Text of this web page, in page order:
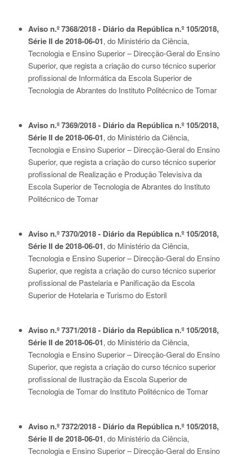
Aviso n.º 7368/2018 - Diário da República n.º 105/2018,
Série II de 2018-06-01, do Ministério da Ciência,
Tecnologia e Ensino Superior – Direcção-Geral do Ensino
Superior, que regista a criação do curso técnico superior
profissional de Informática da Escola Superior de
Tecnologia de Abrantes do Instituto Politécnico de Tomar
Aviso n.º 7369/2018 - Diário da República n.º 105/2018,
Série II de 2018-06-01, do Ministério da Ciência,
Tecnologia e Ensino Superior – Direcção-Geral do Ensino
Superior, que regista a criação do curso técnico superior
profissional de Realização e Produção Televisiva da
Escola Superior de Tecnologia de Abrantes do Instituto
Politécnico de Tomar
Aviso n.º 7370/2018 - Diário da República n.º 105/2018,
Série II de 2018-06-01, do Ministério da Ciência,
Tecnologia e Ensino Superior – Direcção-Geral do Ensino
Superior, que regista a criação do curso técnico superior
profissional de Pastelaria e Panificação da Escola
Superior de Hotelaria e Turismo do Estoril
Aviso n.º 7371/2018 - Diário da República n.º 105/2018,
Série II de 2018-06-01, do Ministério da Ciência,
Tecnologia e Ensino Superior – Direcção-Geral do Ensino
Superior, que regista a criação do curso técnico superior
profissional de Ilustração da Escola Superior de
Tecnologia de Tomar do Instituto Politécnico de Tomar
Aviso n.º 7372/2018 - Diário da República n.º 105/2018,
Série II de 2018-06-01, do Ministério da Ciência,
Tecnologia e Ensino Superior – Direcção-Geral do Ensino